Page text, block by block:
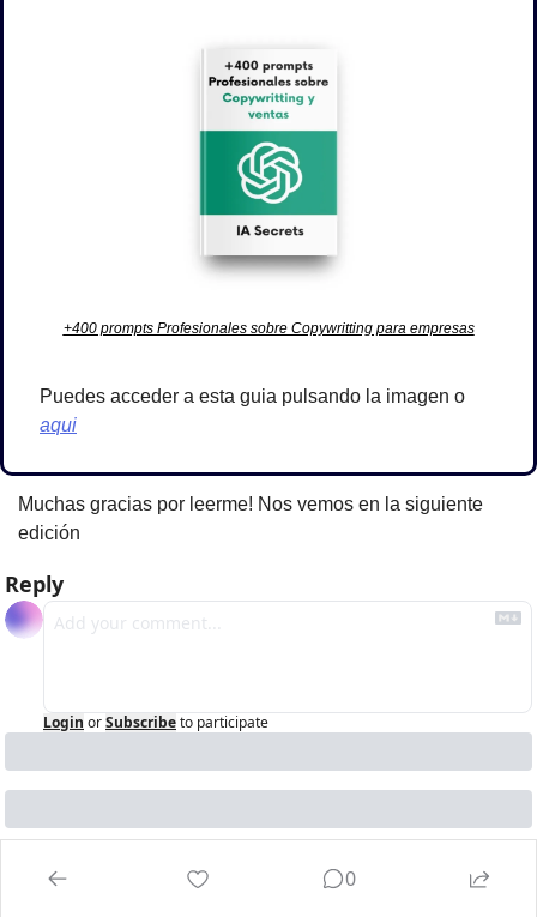
+400 prompts Profesionales sobre Copywritting para empresas
aqui
Muchas gracias por leerme! Nos vemos en la siguiente
edición
Reply
Login orSubscribeto participate
0